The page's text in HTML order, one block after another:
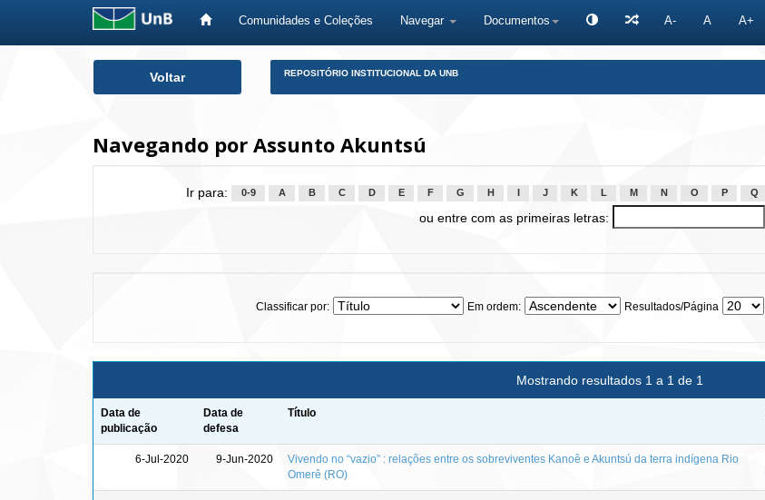
Comunidades e Coleções Navegar Documentos A- A A+
Voltar REPOSITÓRIO INSTITUCIONAL DA UNB
Navegando por Assunto Akuntsú
Ir para: 0-9 A B C D E F G H J K L M N O P Q
ou entre com as primeiras letras:
Classificar por: Em ordem: Resultados/Página
Mostrando resultados 1 a 1 de 1
Data de
publicação
Data de
defesa
Título
6-Jul-2020 9-Jun-2020
Vivendo no “vazio” : relações entre os sobreviventes Kanoê e Akuntsú da terra indígena Rio
Omerê (RO)